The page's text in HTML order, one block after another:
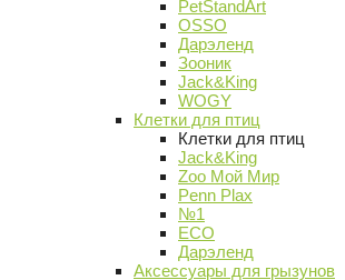
PetStandArt
OSSO
Дарэленд
Зооник
Jack&King
WOGY
Клетки для птиц
Клетки для птиц
Jack&King
Zoo Мой Мир
Penn Plax
№1
ECO
Дарэленд
Аксессуары для грызунов